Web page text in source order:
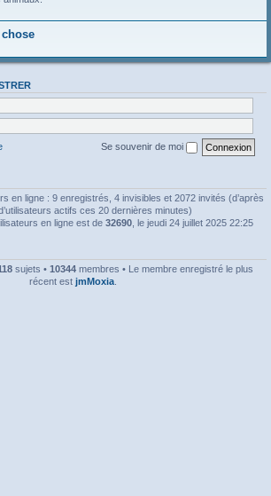
Se souvenir de moi
en ligne : 9 enregistrés, 4 invisibles et 2072 invités (d’après
actifs ces 20 dernières minutes)
en ligne est de 32690 , le jeudi 24 juillet 2025 22:25
sujets • 10344membres • Le membre enregistré le plus
récent est jmMoxia.